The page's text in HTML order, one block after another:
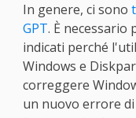
In genere, ci sono
GPT. È
indicati perché
Windows e
correggere
un nuovo errore